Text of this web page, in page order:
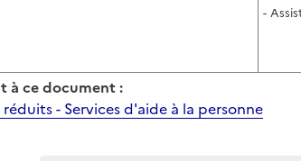
-
à ce document :
- Services d'aide à la personne